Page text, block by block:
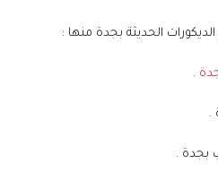
الحديثة بجدة منها :
.
.
بجدة .